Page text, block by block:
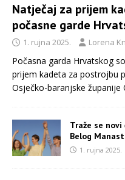
Natječaj za prijem
počasne garde
1. rujna 2025. Lorena
Počasna garda Hrvatskog
prijem kadeta za postrojbu
Osječko-baranjske županije
Traže se
Belog
1. rujna 2025.